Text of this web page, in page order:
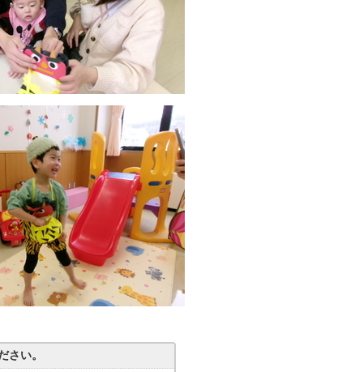
さい。